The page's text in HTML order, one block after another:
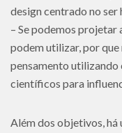
design centrado no ser
– Se podemos
podem utilizar, por que
pensamento utilizando
científicos para
Além dos objetivos, há